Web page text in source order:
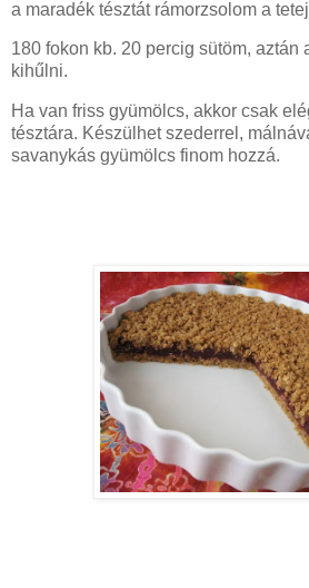
a maradék tésztát rámorzsolom a
180 fokon kb. 20 percig sütöm, aztán
kihűlni.
Ha van friss gyümölcs, akkor csak
tésztára. Készülhet szederrel,
savanykás gyümölcs finom hozzá.